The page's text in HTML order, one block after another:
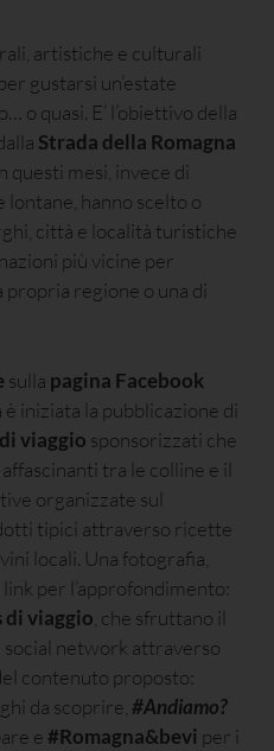
artistiche e culturali
gustarsi un’estate
o quasi. E’ l’obiettivo della
Strada della Romagna
questi mesi, invece di
hanno scelto o
città e località turistiche
più vicine per
propria regione o una di
sulla pagina Facebook
iniziata la pubblicazione di
viaggio sponsorizzati che
tra le colline e il
organizzate sul
tipici attraverso ricette
locali. Una fotografia,
per l’approfondimento:
di viaggio , che sfruttano il
social network attraverso
contenuto proposto:
da scoprire, #Andiamo?
e#Romagna&bevi per i